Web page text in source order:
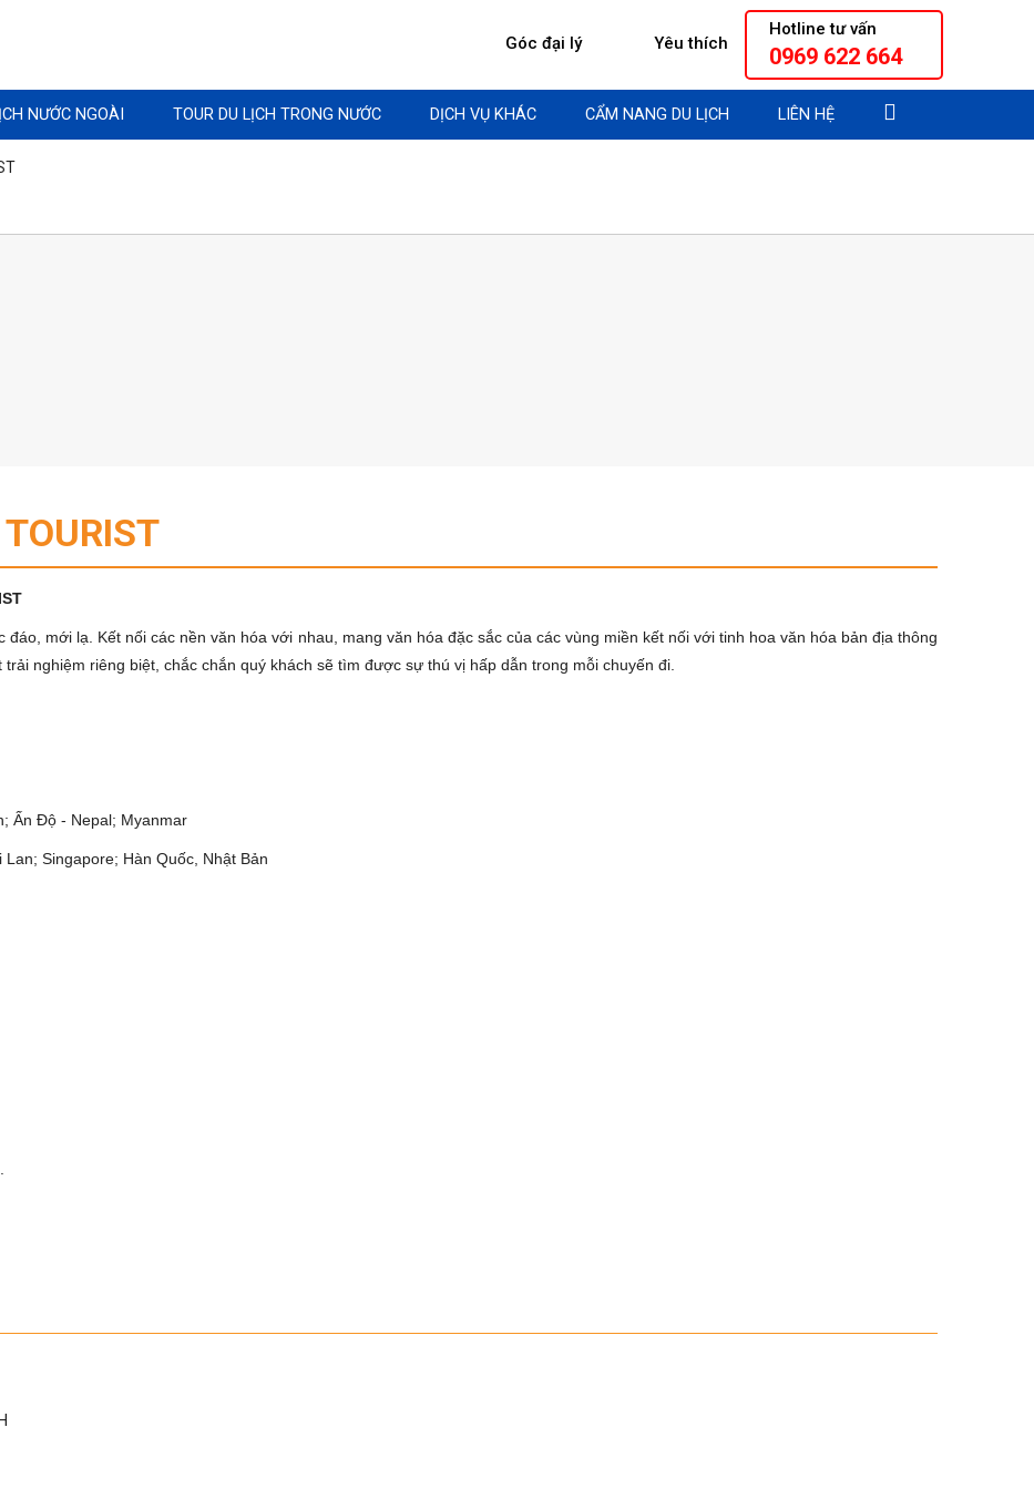
Hotline tư vấn
0969 622 664
Yêu thích
Góc đại lý
NƯỚC NGOÀI TOUR DU LỊCH TRONG NƯỚC DỊCH VỤ KHÁC CẨM NANG DU LỊCH LIÊN HỆ
mới lạ. Kết nối các nền văn hóa với nhau, mang văn hóa đặc sắc của các vùng miền kết nối với tinh hoa văn hóa bản địa thông
nghiệm riêng biệt, chắc chắn quý khách sẽ tìm được sự thú vị hấp dẫn trong mỗi chuyến đi.
Ấn Độ - Nepal; Myanmar
Singapore; Hàn Quốc, Nhật Bản